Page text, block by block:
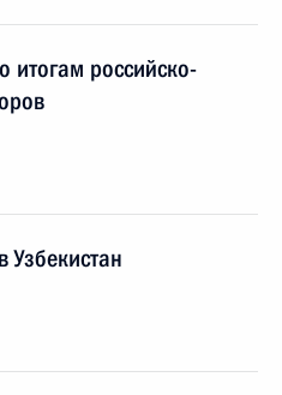
итогам российско-
Узбекистан